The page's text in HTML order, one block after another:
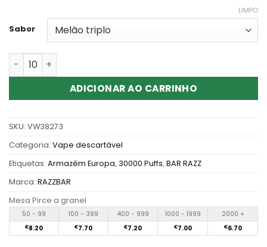
Sabor
LIMPO
Quantidade de Wholesale RAZZ BAR 30000 Puffs
ADICIONAR AO CARRINHO
SKU: VW38273
Categoria: Vape descartável
Etiquetas: Armazém Europa, 30000 Puffs, BAR RAZZ
Marca: RAZZBAR
Mesa Pirce a granel
50 - 99 100 - 399 400 - 999 1000 - 1999 2000 +
€8.20 €7.70 €7.20 €7.00 €6.70